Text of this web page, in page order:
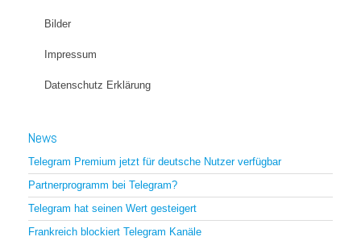
Bilder
Impressum
Datenschutz Erklärung
News
Telegram Premium jetzt für deutsche Nutzer verfügbar
Partnerprogramm bei Telegram?
Telegram hat seinen Wert gesteigert
Frankreich blockiert Telegram Kanäle